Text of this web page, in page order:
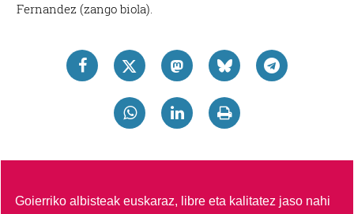
Fernandez (zango biola).
Goierriko albisteak euskaraz, libre eta kalitatez jaso nahi